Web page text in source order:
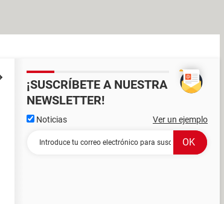
¡SUSCRÍBETE A NUESTRA
NEWSLETTER!
Noticias Ver un ejemplo